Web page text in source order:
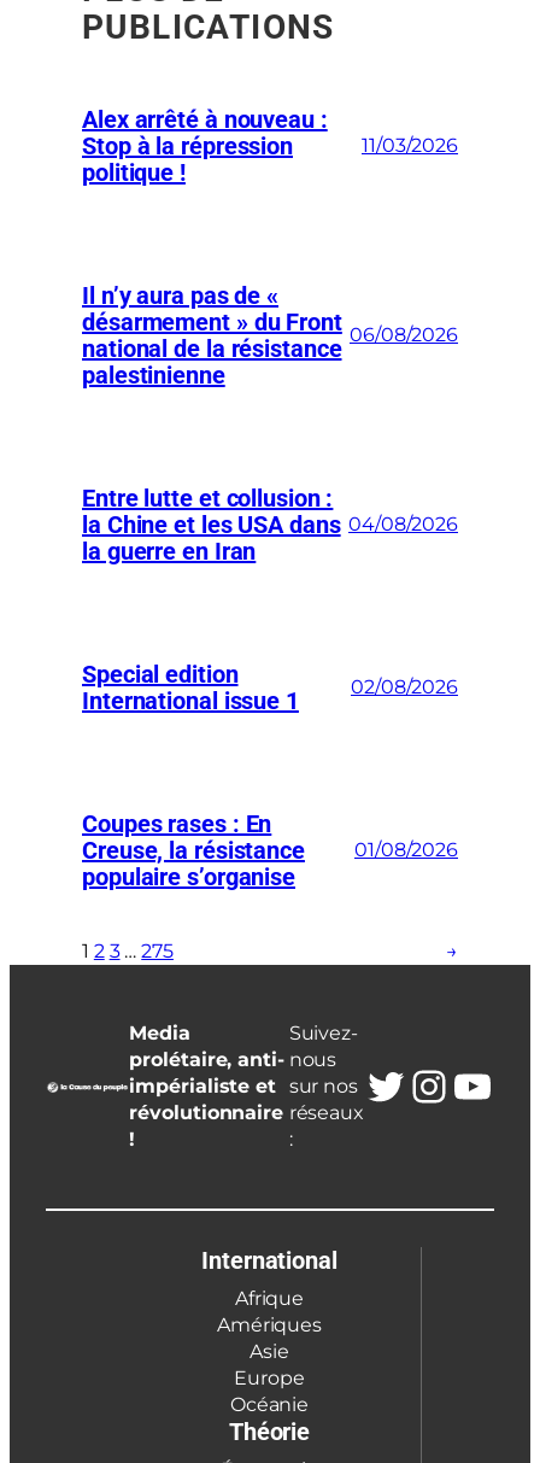
PUBLICATIONS
Alex arrêté à nouveau :
Stop à la répression
politique !
11/03/2026
Il n’y aura pas de «
désarmement » du Front
national de la résistance
palestinienne
06/08/2026
Entre lutte et collusion :
la Chine et les USA dans
la guerre en Iran
04/08/2026
Special edition
International issue 1
02/08/2026
Coupes rases : En
Creuse, la résistance
populaire s’organise
01/08/2026
1 2 3 … 275 →
Media
prolétaire, anti-
impérialiste et
révolutionnaire
!
Suivez-
nous
sur nos
réseaux
:
Twitter
International
Afrique
Amériques
Asie
Europe
Océanie
Théorie